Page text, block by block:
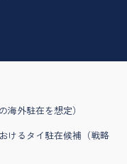
外駐在を想定）
けるタイ駐在候補（戦略